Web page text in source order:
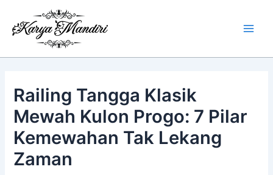
konten
Railing Tangga Klasik
Mewah Kulon Progo: 7 Pilar
Kemewahan Tak Lekang
Zaman